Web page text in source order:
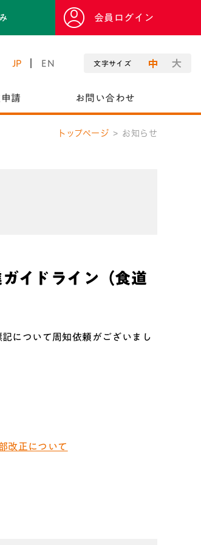
会員ログイン
JP EN 文字サイズ
請 お問い合わせ
トップページ お知らせ
イドライン（食道
について周知依頼がございまし
改正について